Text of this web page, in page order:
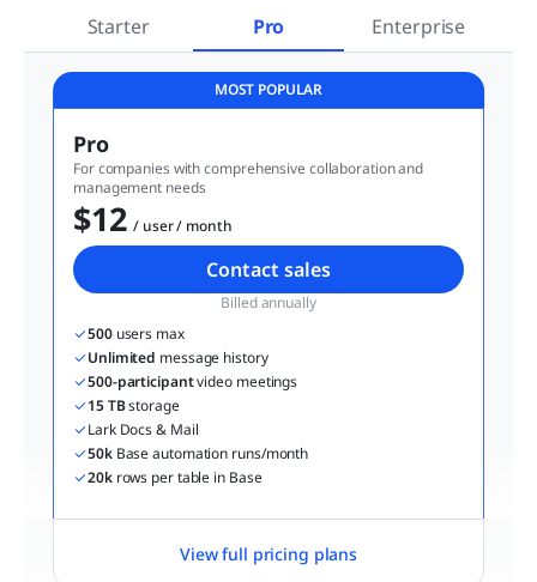
Starter Pro Enterprise
MOST POPULAR
Pro
For companies with comprehensive collaboration and
management needs
$12
  / user / month
Contact sales
Billed annually
500 users max
Unlimited message history
500-participant video meetings
15 TB storage
Lark Docs & Mail
50k Base automation runs/month
20k rows per table in Base
View full pricing plans